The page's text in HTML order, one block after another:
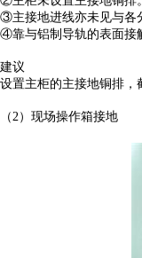
③主接地进线亦未见与各
④靠与铝制导轨的表面接
建议
设置主柜的主接地铜排，
（2）现场操作箱接地